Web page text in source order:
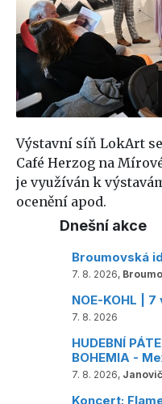
Výstavní síň LokArt
Café Herzog na
je využíván k
ocenění apod.
Dnešní akce
Broumovská
7. 8. 2026,
NOE-KOHL |
7. 8. 2026
HUDEBNÍ
BOHEMIA -
7. 8. 2026,
Koncert: